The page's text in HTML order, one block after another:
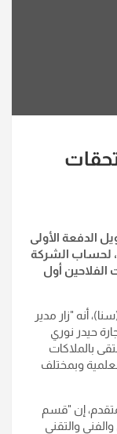
الدفعة الأولى
لحساب الشركة
الفلاحين أول
أنه "زار مدير
حيدر نوري
بالملاكات
وبمختلف
إن "قسم
والتقني